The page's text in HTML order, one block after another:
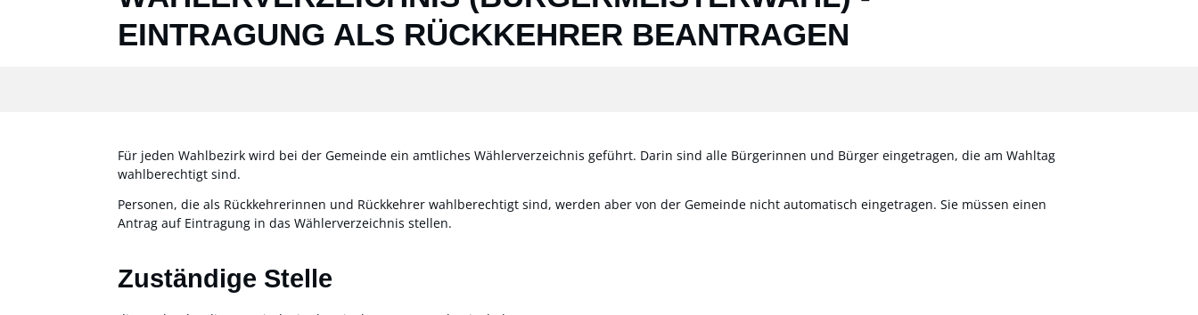
EINTRAGUNG ALS RÜCKKEHRER BEANTRAGEN
Für jeden Wahlbezirk wird bei der Gemeinde ein amtliches Wählerverzeichnis geführt. Darin sind alle Bürgerinnen und Bürger eingetragen, die am Wahltag
wahlberechtigt sind.
Personen, die als Rückkehrerinnen und Rückkehrer wahlberechtigt sind, werden aber von der Gemeinde nicht automatisch eingetragen. Sie müssen einen
Antrag auf Eintragung in das Wählerverzeichnis stellen.
Zuständige Stelle